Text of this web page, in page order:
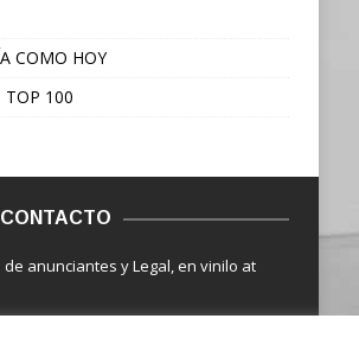
COMO HOY
TOP 100
CONTACTO
de anunciantes y Legal, en vinilo at